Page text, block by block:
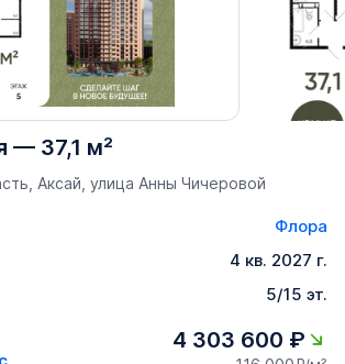
— 37,1 м²
Аксай, улица Анны Чичеровой
Флора
4 кв. 2027 г.
5/15 эт.
4 303 600 ₽